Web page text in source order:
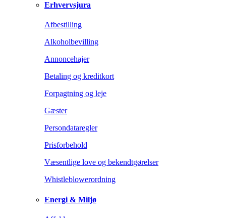
Erhvervsjura
Afbestilling
Alkoholbevilling
Annoncehajer
Betaling og kreditkort
Forpagtning og leje
Gæster
Persondataregler
Prisforbehold
Væsentlige love og bekendtgørelser
Whistleblowerordning
Energi & Miljø